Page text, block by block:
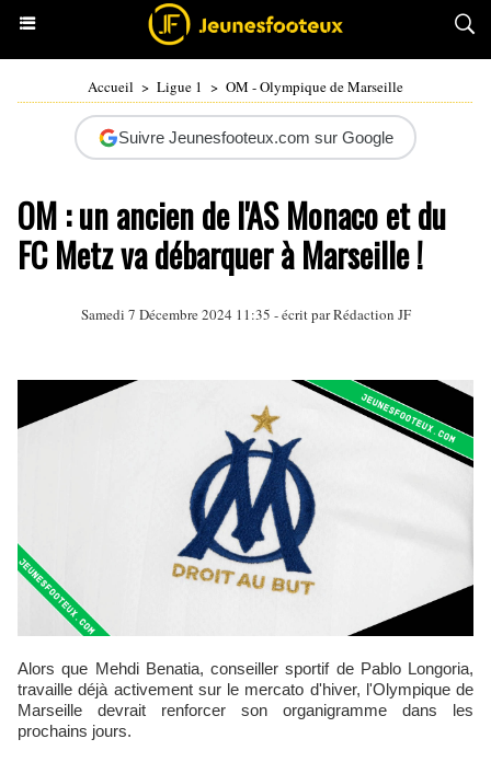
Accueil > Ligue 1 > OM - Olympique de Marseille
Suivre Jeunesfooteux.com sur Google
OM : un ancien de l'AS Monaco et du
FC Metz va débarquer à Marseille !
Samedi 7 Décembre 2024 11:35 - écrit par Rédaction JF
Alors que Mehdi Benatia, conseiller sportif de Pablo Longoria,
travaille déjà activement sur le mercato d'hiver, l'Olympique de
Marseille devrait renforcer son organigramme dans les
prochains jours.